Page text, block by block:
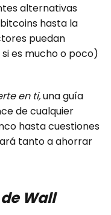
alternativas
hasta la
puedan
es mucho o poco)
en ti,una guía
de cualquier
hasta cuestiones
tanto a ahorrar
Wall